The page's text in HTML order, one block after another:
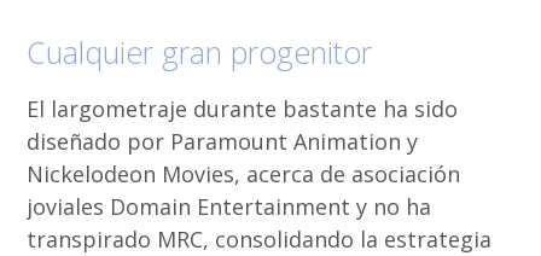
Cualquier gran progenitor
El largometraje durante bastante ha sido
diseñado por Paramount Animation y
Nickelodeon Movies, acerca de asociación
joviales Domain Entertainment y no ha
transpirado MRC, consolidando la estrategia